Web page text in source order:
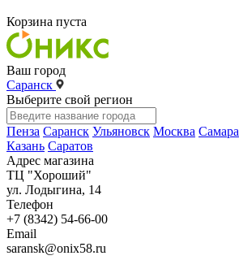
Корзина пуста
Ваш город
Саранск
Выберите свой регион
Пенза Саранск Ульяновск Москва Самара
Казань Саратов
Адрес магазина
ТЦ "Хороший"
ул. Лодыгина, 14
Телефон
+7 (8342) 54-66-00
Email
saransk@onix58.ru